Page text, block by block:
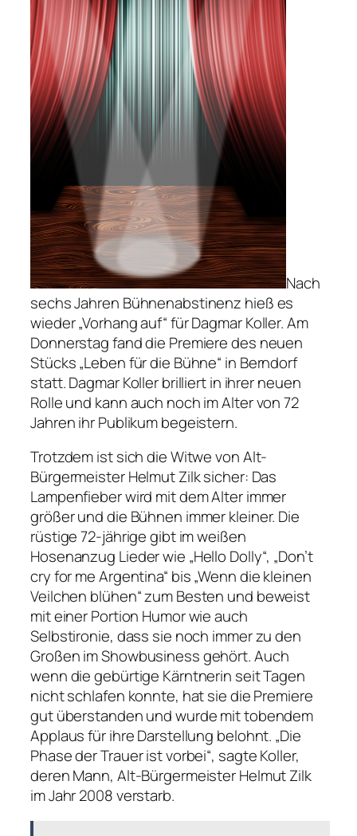
Nach
sechs Jahren Bühnenabstinenz hieß es
wieder „Vorhang auf“ für Dagmar Koller. Am
Donnerstag fand die Premiere des neuen
Stücks „Leben für die Bühne“ in Berndorf
statt. Dagmar Koller brilliert in ihrer neuen
Rolle und kann auch noch im Alter von 72
Jahren ihr Publikum begeistern.
Trotzdem ist sich die Witwe von Alt-
Bürgermeister Helmut Zilk sicher: Das
Lampenfieber wird mit dem Alter immer
größer und die Bühnen immer kleiner. Die
rüstige 72-jährige gibt im weißen
Hosenanzug Lieder wie „Hello Dolly“, „Don’t
cry for me Argentina“ bis „Wenn die kleinen
Veilchen blühen“ zum Besten und beweist
mit einer Portion Humor wie auch
Selbstironie, dass sie noch immer zu den
Großen im Showbusiness gehört. Auch
wenn die gebürtige Kärntnerin seit Tagen
nicht schlafen konnte, hat sie die Premiere
gut überstanden und wurde mit tobendem
Applaus für ihre Darstellung belohnt. „Die
Phase der Trauer ist vorbei“, sagte Koller,
deren Mann, Alt-Bürgermeister Helmut Zilk
im Jahr 2008 verstarb.